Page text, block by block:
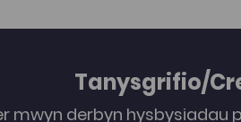
Tanysgrifio/
mwyn derbyn hysbysiadau